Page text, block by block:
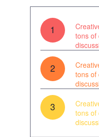
1
tons of
2
tons of
3
tons of